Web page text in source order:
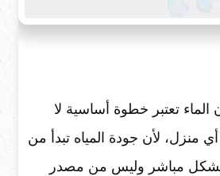
تعتبر خطوة أساسية لا
منزل، لأن جودة المياه تبدأ من
بشكل مباشر وليس من مصدر